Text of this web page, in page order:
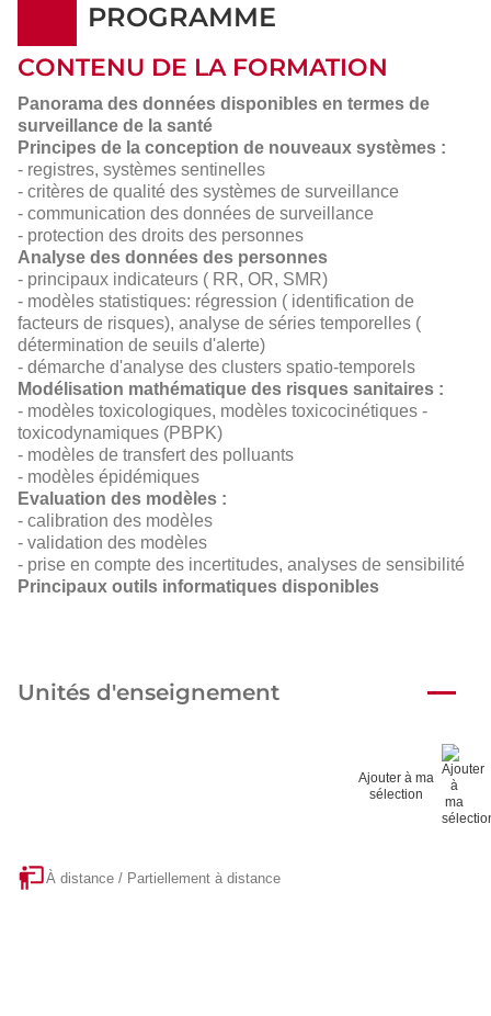
PROGRAMME
CONTENU DE LA FORMATION
Panorama des données disponibles en termes de
surveillance de la santé
Principes de la conception de nouveaux systèmes :
- registres, systèmes sentinelles
- critères de qualité des systèmes de surveillance
- communication des données de surveillance
- protection des droits des personnes
Analyse des données des personnes
- principaux indicateurs ( RR, OR, SMR)
- modèles statistiques: régression ( identification de
facteurs de risques), analyse de séries temporelles (
détermination de seuils d'alerte)
- démarche d'analyse des clusters spatio-temporels
Modélisation mathématique des risques sanitaires :
- modèles toxicologiques, modèles toxicocinétiques -
toxicodynamiques (PBPK)
- modèles de transfert des polluants
- modèles épidémiques
Evaluation des modèles :
- calibration des modèles
- validation des modèles
- prise en compte des incertitudes, analyses de sensibilité
Principaux outils informatiques disponibles
Unités d'enseignement
Ajouter à ma
sélection
À distance / Partiellement à distance